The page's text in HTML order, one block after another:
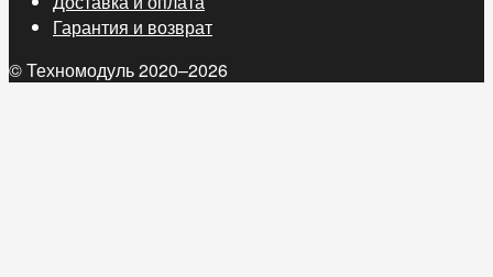
Гарантия и возврат
© Техномодуль 2020–2026